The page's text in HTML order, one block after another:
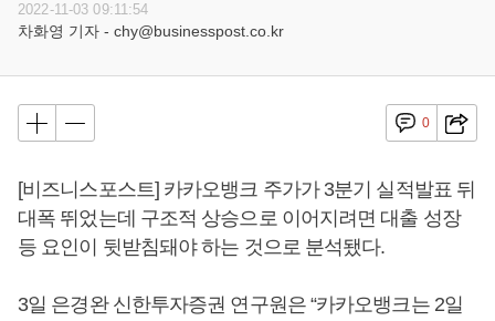
2022-11-03 09:11:54
차화영 기자 - chy@businesspost.co.kr
0
[비즈니스포스트] 카카오뱅크 주가가 3분기 실적발표 뒤
대폭 뛰었는데 구조적 상승으로 이어지려면 대출 성장
등 요인이 뒷받침돼야 하는 것으로 분석됐다.
3일 은경완 신한투자증권 연구원은 “카카오뱅크는 2일